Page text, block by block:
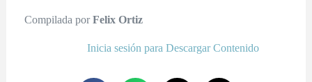
Compilada porFelix Ortiz
Inicia sesión para Descargar Contenido